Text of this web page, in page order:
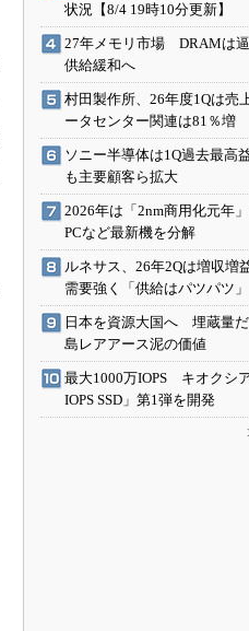
状況【8/4 19時10分更新】
27年メモリ市場 DRAMは
供給緩和へ
村田製作所、26年度1Qは
ータセンター関連は81％増
ソニー半導体は1Q過去最高
も主要顧客ら拡大
2026年は「2nm商用化元年
PCなど最新機を分解
ルネサス、26年2Qは増収
需要強く「供給はパツパツ」
日本を資源大国へ 埋蔵量
島レアアース泥の価値
最大1000万IOPS キオクシ
IOPS SSD」第1弾を開発